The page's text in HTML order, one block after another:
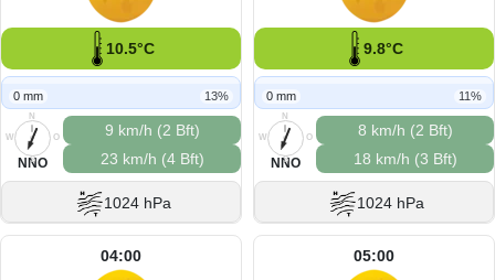
10.5°C
0 mm 13%
N
O
S
W
NNO
9 km/h (2 Bft)
23 km/h (4 Bft)
1024 hPa
9.8°C
0 mm 11%
N
O
S
W
NNO
8 km/h (2 Bft)
18 km/h (3 Bft)
1024 hPa
04:00 05:00